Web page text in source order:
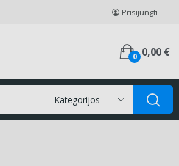
Prisijungti
0,00 €
0
Kategorijos